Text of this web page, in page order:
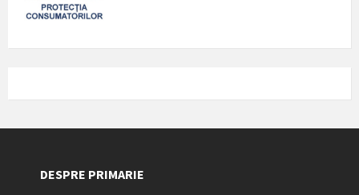
DESPRE PRIMARIE